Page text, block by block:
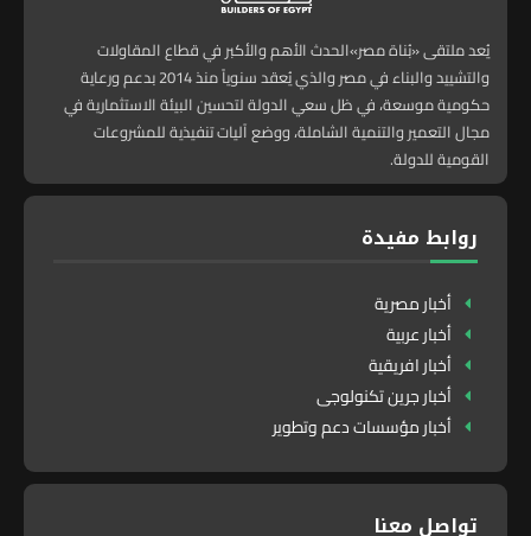
يُعد ملتقى «بُناة مصر»الحدث الأهم والأكبر في قطاع المقاولات
والتشييد والبناء في مصر والذي يُعقد سنوياً منذ 2014 بدعم ورعاية
حكومية موسعة، في ظل سعي الدولة لتحسين البيئة الاستثمارية في
مجال التعمير والتنمية الشاملة، ووضع آليات تنفيذية للمشروعات
القومية للدولة.
روابط مفيدة
أخبار مصرية
أخبار عربية
أخبار افريقية
أخبار جرين تكنولوجى
أخبار مؤسسات دعم وتطوير
تواصل معنا